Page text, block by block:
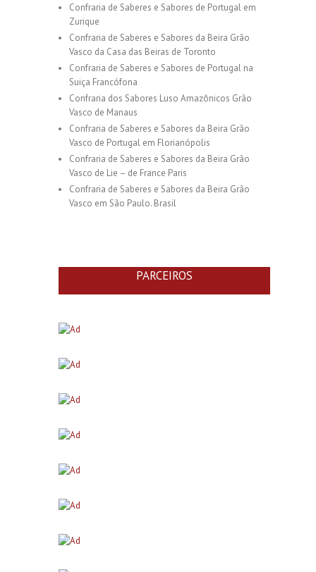
Confraria de Saberes e Sabores de Portugal em
Zurique
Confraria de Saberes e Sabores da Beira Grão
Vasco da Casa das Beiras de Toronto
Confraria de Saberes e Sabores de Portugal na
Suiça Francófona
Confraria dos Sabores Luso Amazônicos Grão
Vasco de Manaus
Confraria de Saberes e Sabores da Beira Grão
Vasco de Portugal em Florianópolis
Confraria de Saberes e Sabores da Beira Grão
Vasco de Lie – de France Paris
Confraria de Saberes e Sabores da Beira Grão
Vasco em São Paulo. Brasil
PARCEIROS